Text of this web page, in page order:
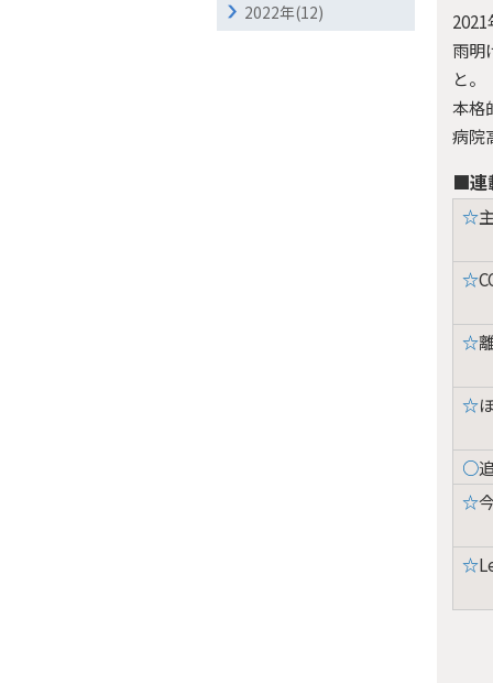
雨明
と。
本格
病院
■連
☆
☆
☆
☆
○
☆
☆
2022年(12)